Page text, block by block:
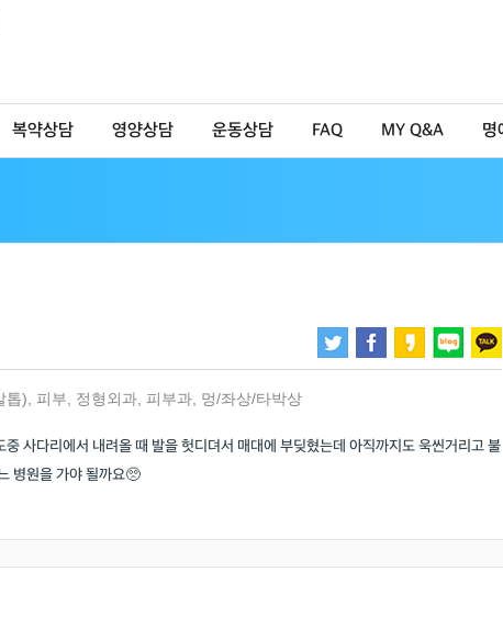
복약상담 영양상담 운동상담 FAQ MY Q&A 명
톱) 피부 정형외과 피부과 멍/좌상/타박상
사다리에서 내려올 때 발을 헛디뎌서 매대에 부딪혔는데 아직까지도 욱씬거리고 불
병원을 가야 될까요🥺